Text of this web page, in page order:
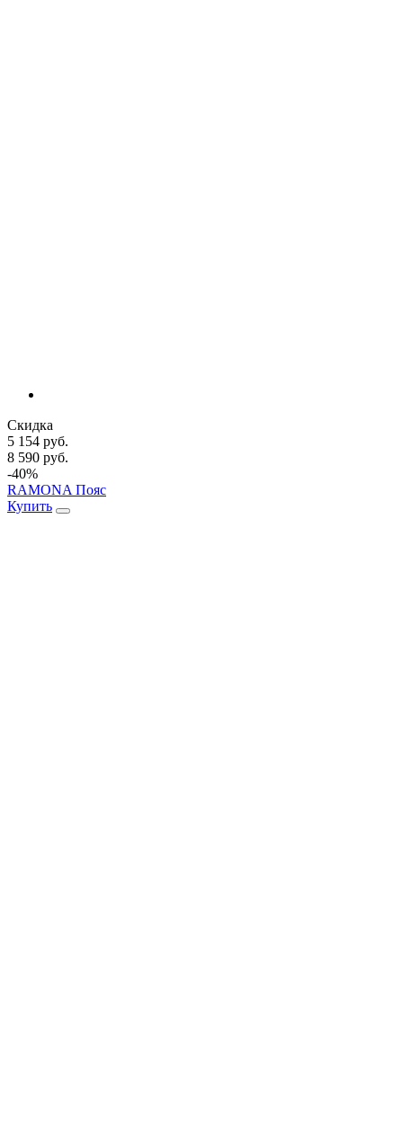
Скидка
5 154 руб.
8 590 руб.
-40%
RAMONA Пояс
Купить